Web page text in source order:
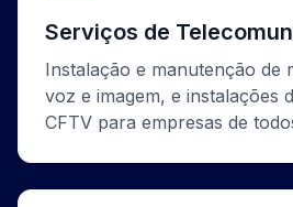
Serviços de
Instalação e manutenção de
voz e imagem, e instalações
CFTV para empresas de